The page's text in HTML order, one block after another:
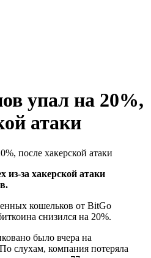
упал на 20%,
атаки
за хакерской атаки
кошельков от BitGo
снизился на 20%.
было вчера на
слухам, компания потеряла